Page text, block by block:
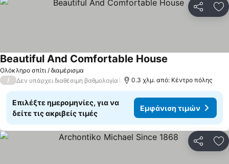
Ολόκληρο σπίτι / διαμέρισμα
Beautiful And Comfortable House
/ Δεν υπάρχει διαθέσιμη βαθμολογία 0.3 χλμ. από: Κέντρο πόλης
Επιλέξτε ημερομηνίες, για να
δείτε τις ακριβείς τιμές
Εμφάνιση τιμών